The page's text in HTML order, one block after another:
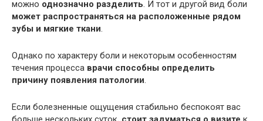
можно однозначно разделить. И тот и другой вид боли
может распространяться на расположенные рядом
зубы и мягкие ткани.
Однако по характеру боли и некоторым особенностям
течения процесса врачи способны определить
причину появления патологии.
Если болезненные ощущения стабильно беспокоят вас